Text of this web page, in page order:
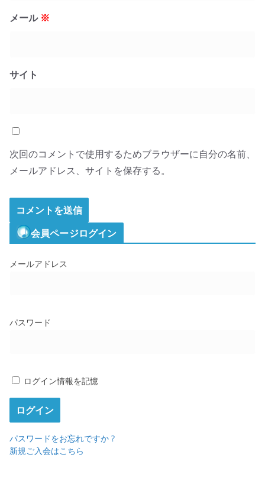
メール ※
サイト
次回のコメントで使用するためブラウザーに自分の名前、
メールアドレス、サイトを保存する。
会員ページログイン
メールアドレス
パスワード
ログイン情報を記憶
パスワードをお忘れですか ?
新規ご入会はこちら